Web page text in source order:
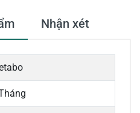
Nhận xét